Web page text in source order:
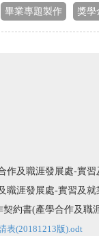
畢業專題製作 獎學
作及職涯發展處-實習
職涯發展處-實習及就
契約書(產學合作及職
表(20181213版).odt